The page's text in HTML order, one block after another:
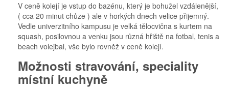
V ceně kolejí je vstup do bazénu, který je bohužel vzdálenější,
( cca 20 minut chůze ) ale v horkých dnech velice přijemný.
Vedle univerzitního kampusu je velká tělocvična s kurtem na
squash, posilovnou a venku jsou různá hřiště na fotbal, tenis a
beach volejbal, vše bylo rovněž v ceně kolejí.
Možnosti stravování, speciality
místní kuchyně